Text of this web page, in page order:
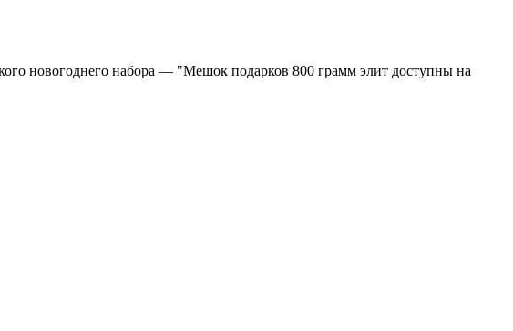
новогоднего набора — "Мешок подарков 800 грамм элит доступны на